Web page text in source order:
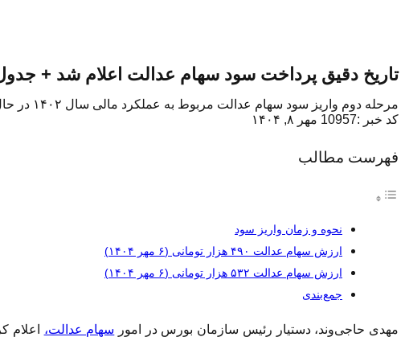
تاریخ دقیق پرداخت سود سهام عدالت اعلام شد +
مرحله دوم واریز سود سهام عدالت مربوط به عملکرد مالی سال ۱۴۰۲ در حال انجام است و حداکثر تا پایان هفته جاری به حساب مشمولان واریز خواهد شد.
کد خبر :10957
مهر ۸, ۱۴۰۴
فهرست مطالب
نحوه و زمان واریز سود
ارزش سهام عدالت ۴۹۰ هزار تومانی (۶ مهر ۱۴۰۴)
ارزش سهام عدالت ۵۳۲ هزار تومانی (۶ مهر ۱۴۰۴)
جمع‌بندی
مهدی حاجی‌وند، دستیار رئیس سازمان بورس در امور سهام عدالت،